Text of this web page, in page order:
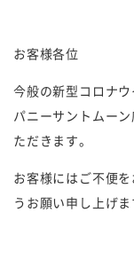
お客様各位
今般の新型コロナ
パニーサントムー
ただきます。
お客様にはご不便
うお願い申し上げま